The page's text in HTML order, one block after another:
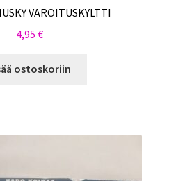
VAROITUSKYLTTI
4,95 €
ostoskoriin